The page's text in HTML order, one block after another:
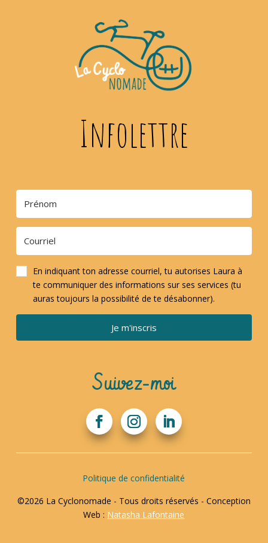
Infolettre
En indiquant ton adresse courriel, tu autorises Laura à
te communiquer des informations sur ses services (tu
auras toujours la possibilité de te désabonner).
Je m'inscris
Suivez-moi
Politique de confidentialité
©2026 La Cyclonomade - Tous droits réservés - Conception
Web : Natasha Lafontaine